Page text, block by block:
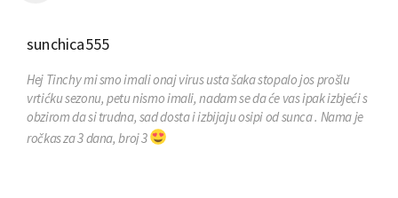
sunchica555
Hej Tinchy mi smo imali onaj virus usta šaka stopalo jos prošlu
vrtićku sezonu, petu nismo imali, nadam se da će vas ipak izbjeći s
obzirom da si trudna, sad dosta i izbijaju osipi od sunca . Nama je
ročkas za 3 dana, broj 3